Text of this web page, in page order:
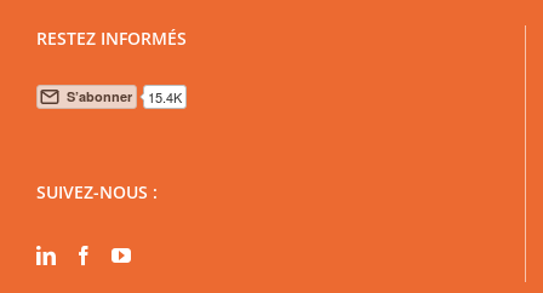
RESTEZ INFORMÉS
SUIVEZ-NOUS :